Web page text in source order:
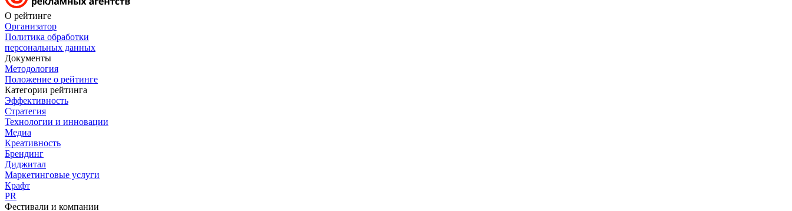
О рейтинге
Организатор
Политика обработки
персональных данных
Документы
Методология
Положение о рейтинге
Категории рейтинга
Эффективность
Стратегия
Технологии и инновации
Медиа
Креативность
Брендинг
Диджитал
Маркетинговые услуги
Крафт
PR
Фестивали и компании